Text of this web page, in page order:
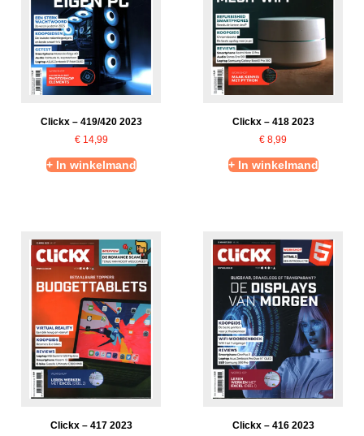
Clickx – 419/420 2023
€14,99
+ In winkelmand
Clickx – 418 2023
€ 8,99
+ In winkelmand
Clickx – 417 2023
Clickx – 416 2023